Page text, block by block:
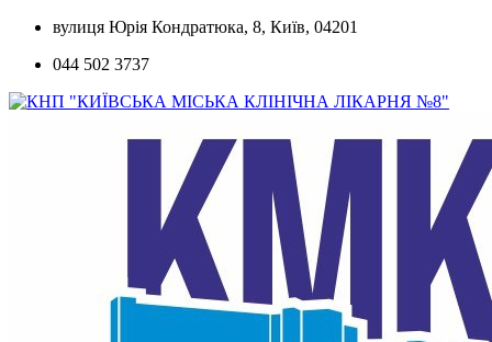
Skip
content
вулиця Юрія Кондратюка, 8, Київ, 04201
044 502 3737